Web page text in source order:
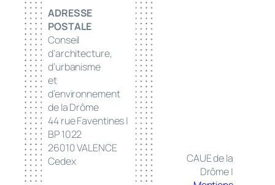
ADRESSE
POSTALE
Conseil
d’architecture,
d’urbanisme
et
d’environnement
de la Drôme
44 rue Faventines |
BP 1022
26010 VALENCE
Cedex
CAUE de la
Drôme |